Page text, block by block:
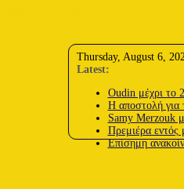
Thursday, August 6,
Latest:
Oudin μέχρι το
Η αποστολή για
Samy Merzouk
Πρεμιέρα
Επίσημη